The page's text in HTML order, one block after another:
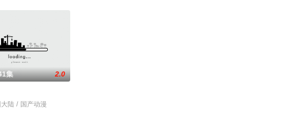
常琐事中脑洞大开，以充满趣味的方式
集 2.0
陆 / 国产动漫